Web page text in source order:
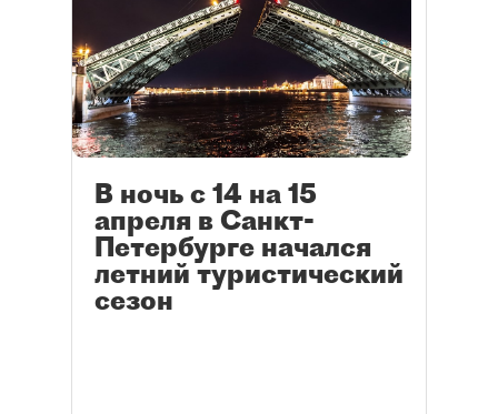
В ночь с 14 на 15
апреля в Санкт-
Петербурге начался
летний туристический
сезон